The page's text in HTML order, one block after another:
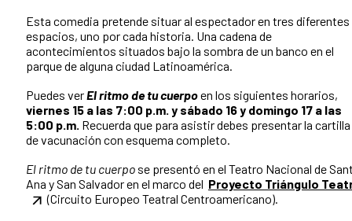
Esta comedia pretende situar al espectador en tres diferentes
espacios, uno por cada historia. Una cadena de
acontecimientos situados bajo la sombra de un banco en el
parque de alguna ciudad Latinoamérica.
Puedes ver El ritmo de tu cuerpoen los siguientes horarios,
viernes 15 a las 7:00 p.m. y sábado 16 y domingo 17 a las
5:00 p.m. Recuerda que para asistir debes presentar la cartilla
de vacunación con esquema completo.
El ritmo de tu cuerpo se presentó en el Teatro Nacional de
Ana y San Salvador en el marco del Proyecto Triángulo
(Circuito Europeo Teatral Centroamericano).